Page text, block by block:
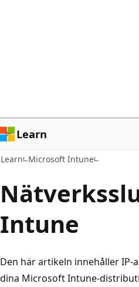
Learn
Learn Microsoft Intune
Intune
Den här artikeln innehåller
dina Microsoft Intune-